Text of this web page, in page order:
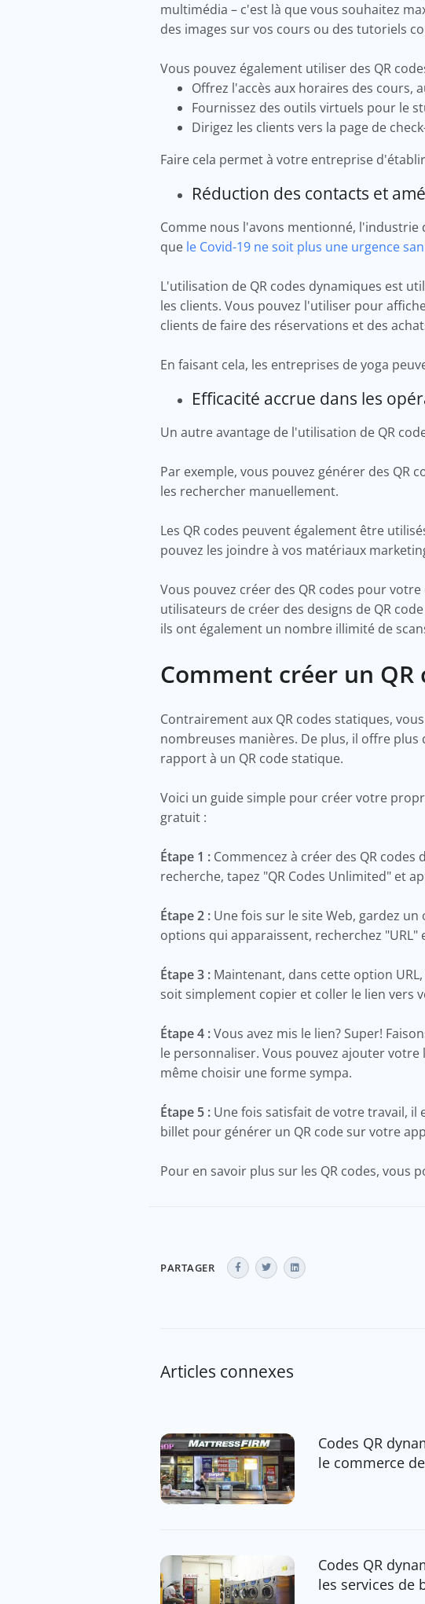
multimédia – c'est là que vous souhaitez
des images sur vos cours ou des tutoriels
Vous pouvez également utiliser des QR
Offrez l'accès aux horaires des cours,
Fournissez des outils virtuels pour le
Dirigez les clients vers la page de
Faire cela permet à votre entreprise
Réduction des contacts et
Comme nous l'avons mentionné, l'industrie
que le Covid-19 ne soit plus une urgence
L'utilisation de QR codes dynamiques est
les clients. Vous pouvez l'utiliser pour
clients de faire des réservations et des
En faisant cela, les entreprises de yoga
Efficacité accrue dans les
Un autre avantage de l'utilisation de QR
Par exemple, vous pouvez générer des QR
les rechercher manuellement.
Les QR codes peuvent également être
pouvez les joindre à vos matériaux
Vous pouvez créer des QR codes pour
utilisateurs de créer des designs de QR
ils ont également un nombre illimité de
Comment créer un
Contrairement aux QR codes statiques,
nombreuses manières. De plus, il offre
rapport à un QR code statique.
Voici un guide simple pour créer votre
gratuit :
Étape 1 : Commencez à créer des QR
recherche, tapez "QR Codes Unlimited" et
Étape 2 : Une fois sur le site Web, gardez
options qui apparaissent, recherchez "URL"
Étape 3 : Maintenant, dans cette option
soit simplement copier et coller le lien vers
Étape 4 :Vous avez mis le lien? Super!
le personnaliser. Vous pouvez ajouter
même choisir une forme sympa.
Étape 5 : Une fois satisfait de votre travail,
billet pour générer un QR code sur votre
Pour en savoir plus sur les QR codes, vous
PARTAGER
Articles connexes
Codes QR
le commerce
Codes QR
les services de